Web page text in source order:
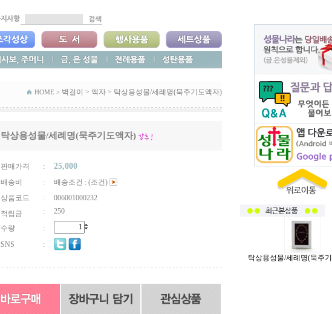
HOME > 벽걸이 > 액자 > 탁상용성물/세례명(묵주기도액자)
탁상용성물/세례명(묵주기도액자)
판매가격 : 25,000
배송비 :
배송조건 : (조건)
상품코드
:
006001000232
적립금
:
250
수량
:
SNS
:
탁상용성물/세례명(묵주